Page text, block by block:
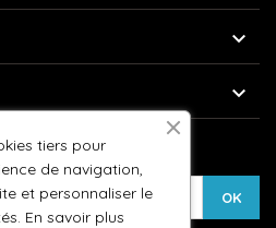


tiers pour
de navigation,
et personnaliser le
En savoir plus